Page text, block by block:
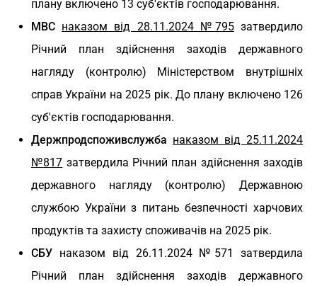
плану включено 13 суб'єктів господарювання.
МВС наказом від 28.11.2024 №795затвердило
Річний план здійснення заходів державного
нагляду (контролю) Міністерством внутрішніх
справ України на 2025 рік. До плану включено 126
суб'єктів господарювання.
Держпродспоживслужба наказом від 25.11.2024
№817 затвердила Річний план здійснення заходів
державного нагляду (контролю) Державною
службою України з питань безпечності харчових
продуктів та захисту споживачів на 2025 рік.
СБУ наказом від 26.11.2024 №571 затвердила
Річний план здійснення заходів державного